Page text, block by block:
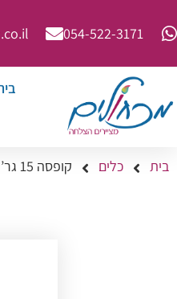
054-522-3171⁩
בית כלים קופסה 15 גר’ למילוי צבע